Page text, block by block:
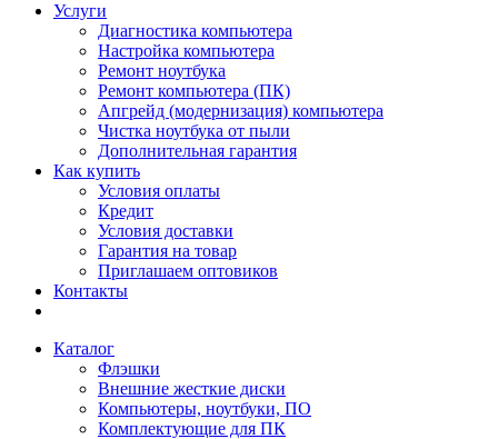
Услуги
Диагностика компьютера
Настройка компьютера
Ремонт ноутбука
Ремонт компьютера (ПК)
Апгрейд (модернизация) компьютера
Чистка ноутбука от пыли
Дополнительная гарантия
Как купить
Условия оплаты
Кредит
Условия доставки
Гарантия на товар
Приглашаем оптовиков
Контакты
Каталог
Флэшки
Внешние жесткие диски
Компьютеры, ноутбуки, ПО
Комплектующие для ПК